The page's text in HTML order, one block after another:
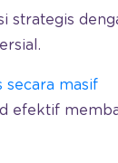
strategis
secara masif
efektif